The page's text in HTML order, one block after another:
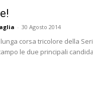
- 30 Agosto 2014
corsa tricolore della
le due principali